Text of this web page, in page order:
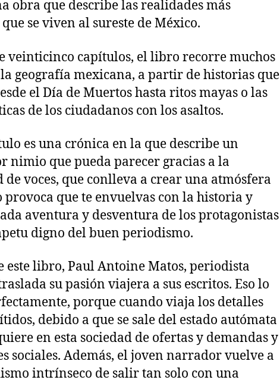
obra que describe las realidades más
se viven al sureste de México.
veinticinco capítulos, el libro recorre muchos
geografía mexicana, a partir de historias que
el Día de Muertos hasta ritos mayas o las
de los ciudadanos con los asaltos.
es una crónica en la que describe un
nimio que pueda parecer gracias a la
voces, que conlleva a crear una atmósfera
provoca que te envuelvas con la historia y
aventura y desventura de los protagonistas
digno del buen periodismo.
este libro, Paul Antoine Matos, periodista
su pasión viajera a sus escritos. Eso lo
porque cuando viaja los detalles
debido a que se sale del estado autómata
en esta sociedad de ofertas y demandas y
sociales. Además, el joven narrador vuelve a
intrínseco de salir tan solo con una